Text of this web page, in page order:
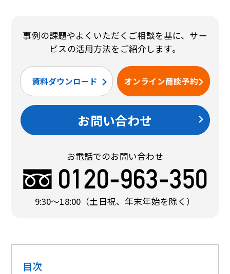
事例の課題やよくいただくご相談を基に、サー
ビスの活用方法をご紹介します。
資料ダウンロード オンライン商談予約
お問い合わせ
お電話でのお問い合わせ
9:30〜18:00 （土日祝、年末年始を除く）
目次